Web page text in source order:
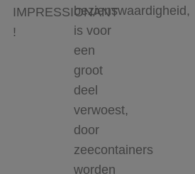
IMPRESSIONANT
!
bezienswaardigheid,
is voor
een
groot
deel
verwoest,
door
zeecontainers
worden